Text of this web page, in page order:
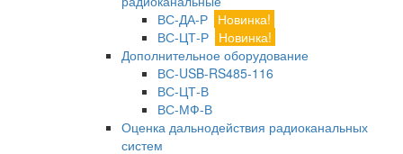
ВС-ДА-Р Новинка!
ВС-ЦТ-Р Новинка!
Дополнительное оборудование
ВС-USB-RS485-116
ВС-ЦТ-В
ВС-МФ-В
Оценка дальнодействия радиоканальных
систем